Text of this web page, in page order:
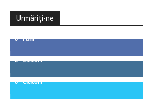
Urmăriți-ne
0 Fani
0 Cititori
0 Cititori